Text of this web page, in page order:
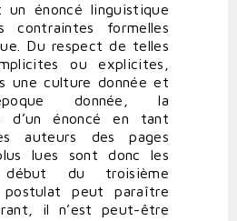
énoncé linguistique
contraintes formelles
Du respect de telles
ou explicites,
une culture donnée et
donnée, la
d’un énoncé en tant
auteurs des pages
lues sont donc les
du troisième
postulat peut paraître
il n’est peut-être